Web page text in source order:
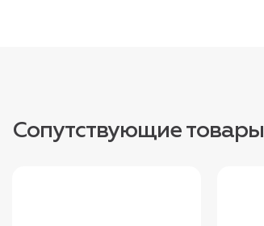
Сопутствующие товары